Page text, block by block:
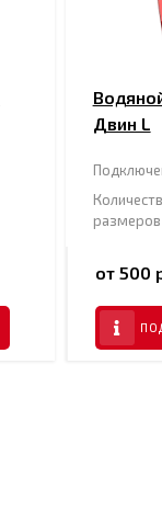
Двин L
размеров
от 500